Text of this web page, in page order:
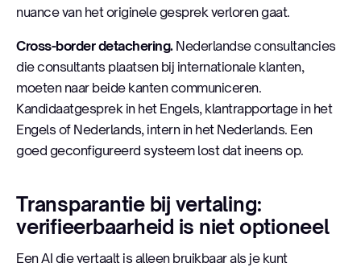
nuance van het originele gesprek verloren gaat.
Cross-border detachering.Nederlandse consultancies
die consultants plaatsen bij internationale klanten,
moeten naar beide kanten communiceren.
Kandidaatgesprek in het Engels, klantrapportage in het
Engels of Nederlands, intern in het Nederlands. Een
goed geconfigureerd systeem lost dat ineens op.
Transparantie bij vertaling:
verifieerbaarheid is niet optioneel
Een AI die vertaalt is alleen bruikbaar als je kunt